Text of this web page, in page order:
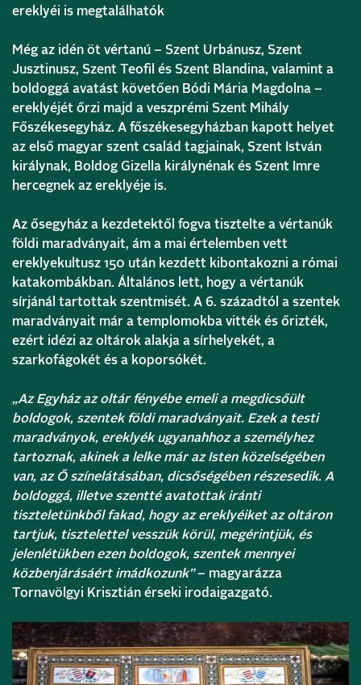
ereklyéi is megtalálhatók
Még az idén öt vértanú – Szent Urbánusz, Szent
Jusztinusz, Szent Teofil és Szent Blandina, valamint a
boldoggá avatást követően Bódi Mária Magdolna –
ereklyéjét őrzi majd a veszprémi Szent Mihály
Főszékesegyház. A főszékesegyházban kapott helyet
az első magyar szent család tagjainak, Szent István
királynak, Boldog Gizella királynénak és Szent Imre
hercegnek az ereklyéje is.
Az ősegyház a kezdetektől fogva tisztelte a vértanúk
földi maradványait, ám a mai értelemben vett
ereklyekultusz 150 után kezdett kibontakozni a római
katakombákban. Általános lett, hogy a vértanúk
sírjánál tartottak szentmisét. A 6. századtól a szentek
maradványait már a templomokba vitték és őrizték,
ezért idézi az oltárok alakja a sírhelyekét, a
szarkofágokét és a koporsókét.
„Az Egyház az oltár fényébe emeli a megdicsőült
boldogok, szentek földi maradványait. Ezek a testi
maradványok, ereklyék ugyanahhoz a személyhez
tartoznak, akinek a lelke már az Isten közelségében
van, az Ő színelátásában, dicsőségében részesedik. A
boldoggá, illetve szentté avatottak iránti
tiszteletünkből fakad, hogy az ereklyéiket az oltáron
tartjuk, tisztelettel vesszük körül, megérintjük, és
jelenlétükben ezen boldogok, szentek mennyei
közbenjárásáért imádkozunk”– magyarázza
Tornavölgyi Krisztián érseki irodaigazgató.